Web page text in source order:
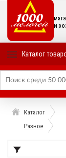
и
Каталог
Каталог
Разное